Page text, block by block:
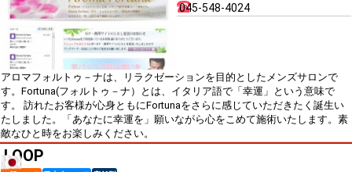
045-548-4024
アロマフォルトゥ－ナは、リラクゼーションを目的としたメンズサロンで
す。Fortuna(フォルトゥ－ナ）とは、イタリア語で「幸運」という意味で
す。 訪れたお客様が心身ともにFortunaをさらに感じていただきたく誕生い
たしました。「あなたに幸運を」願いながら心をこめて施術いたします。素
敵なひと時をお楽しみください。
LOOP